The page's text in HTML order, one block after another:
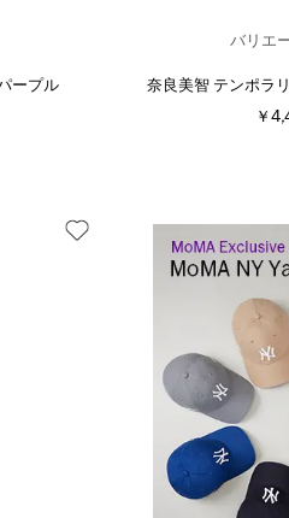
ープル
バリエ
奈良美智 テンポラ
￥